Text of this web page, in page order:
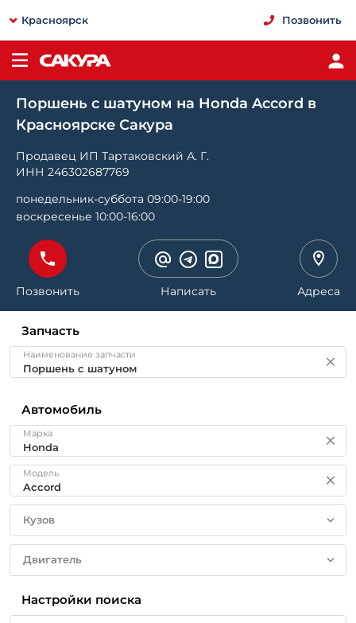
Красноярск Позвонить
Поршень с шатуном на Honda Accord в
Красноярске Сакура
Продавец ИП Тартаковский А. Г.
ИНН 246302687769
понедельник-суббота 09:00-19:00
воскресенье 10:00-16:00
Позвонить Написать Адреса
Запчасть
Наименование запчасти
Автомобиль
Марка
Модель
Кузов
Двигатель
Настройки поиска